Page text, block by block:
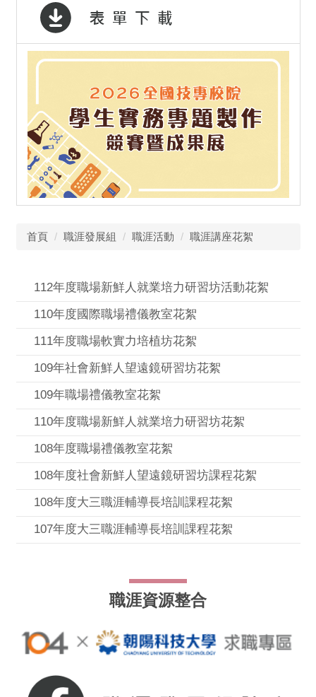
首頁 職涯發展組 職涯活動 職涯講座花絮
112年度職場新鮮人就業培力研習坊活動花絮
110年度國際職場禮儀教室花絮
111年度職場軟實力培植坊花絮
109年社會新鮮人望遠鏡研習坊花絮
109年職場禮儀教室花絮
110年度職場新鮮人就業培力研習坊花絮
108年度職場禮儀教室花絮
108年度社會新鮮人望遠鏡研習坊課程花絮
108年度大三職涯輔導長培訓課程花絮
107年度大三職涯輔導長培訓課程花絮
職涯資源整合